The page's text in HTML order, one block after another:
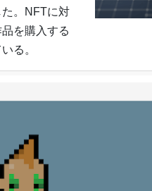
。NFTに対
を購入する
る。